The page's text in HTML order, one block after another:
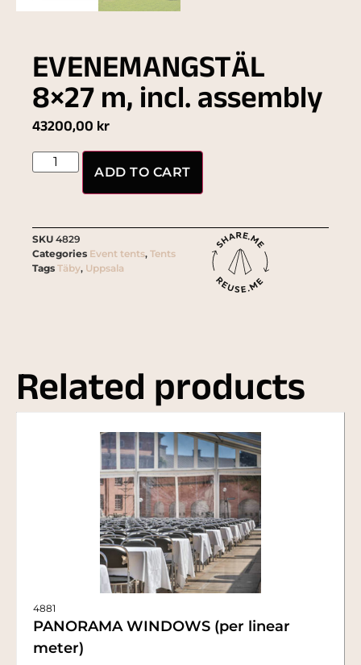
EVENEMANGSTÄL
8×27 m, incl. assembly
43200,00 kr
ADD TO CART
SKU 4829
Categories Event tents, Tents
Tags Täby, Uppsala
Related products
4881
PANORAMA WINDOWS (per linear
meter)